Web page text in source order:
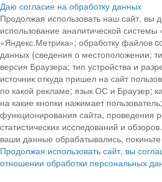
Даю согласие на обработку данных
Продолжая использовать наш сайт, вы
использование аналитической системы
«Яндекс.Метрика»; обработку файлов
данных (сведения о местоположении;
версия Браузера; тип устройства и
источник откуда пришел на сайт
по какой рекламе; язык ОС и Браузер;
на какие кнопки нажимает
функционирования сайта, проведения
статистических исследований и
ваши данные обрабатывались, покиньте
Продолжая использовать сайт, вы
отношении обработки персональных